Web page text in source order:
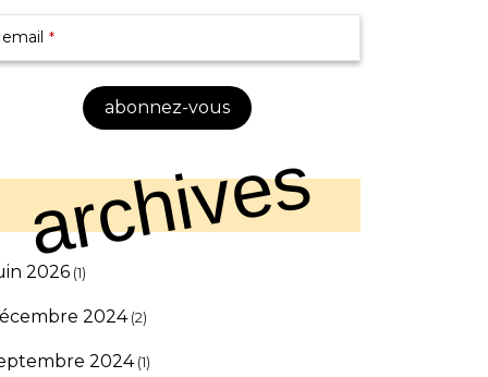
email *
abonnez-vous
archives
2026 (1)
2024(2)
2024(1)